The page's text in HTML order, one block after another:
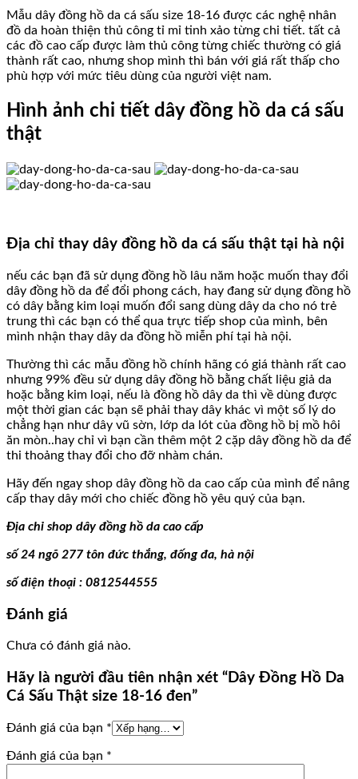
Mẫu dây đồng hồ da cá sấu size 18-16 được các nghệ nhân
đồ da hoàn thiện thủ công tỉ mỉ tinh xảo từng chi tiết. tất cả
các đồ cao cấp được làm thủ công từng chiếc thường có giá
thành rất cao, nhưng shop mình thì bán với giá rất thấp cho
phù hợp với mức tiêu dùng của người việt nam.
Hình ảnh chi tiết dây đồng hồ da cá sấu
thật
Địa chỉ thay dây đồng hồ da cá sấu thật tại hà nội
nếu các bạn đã sử dụng đồng hồ lâu năm hoặc muốn thay đổi
dây đồng hồ da để đổi phong cách, hay đang sử dụng đồng hồ
có dây bằng kim loại muốn đổi sang dùng dây da cho nó trẻ
trung thì các bạn có thể qua trực tiếp shop của mình, bên
mình nhận thay dây da đồng hồ miễn phí tại hà nội.
Thường thì các mẫu đồng hồ chính hãng có giá thành rất cao
nhưng 99% đều sử dụng dây đồng hồ bằng chất liệu giả da
hoặc bằng kim loại, nếu là đồng hồ dây da thì về dùng được
một thời gian các bạn sẽ phải thay dây khác vì một số lý do
chẳng hạn như dây vũ sờn, lớp da lót của đồng hồ bị mồ hôi
ăn mòn..hay chỉ vì bạn cần thêm một 2 cặp dây đồng hồ da để
thi thoảng thay đổi cho đỡ nhàm chán.
Hãy đến ngay shop dây đồng hồ da cao cấp của mình để nâng
cấp thay dây mới cho chiếc đồng hồ yêu quý của bạn.
Địa chỉ shop dây đồng hồ da cao cấp
số 24 ngõ 277 tôn đức thắng, đống đa, hà nội
số điện thoại : 0812544555
Đánh giá
Chưa có đánh giá nào.
Hãy là người đầu tiên nhận xét “Dây Đồng Hồ Da
Cá Sấu Thật size 18-16 đen”
Đánh giá của bạn *
Đánh giá của bạn *